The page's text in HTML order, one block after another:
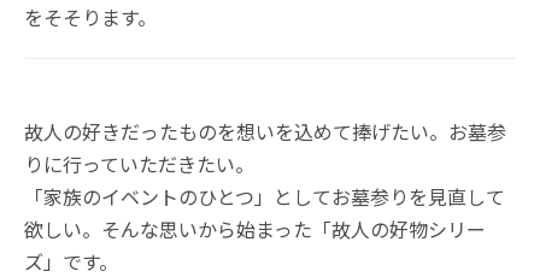
をそそります。
故人の好きだったものを想いを込めて捧げたい。お墓参
りに行っていただきたい。
「家族のイベントのひとつ」としてお墓参りを見直して
欲しい。そんな思いから始まった「故人の好物シリー
ズ」です。